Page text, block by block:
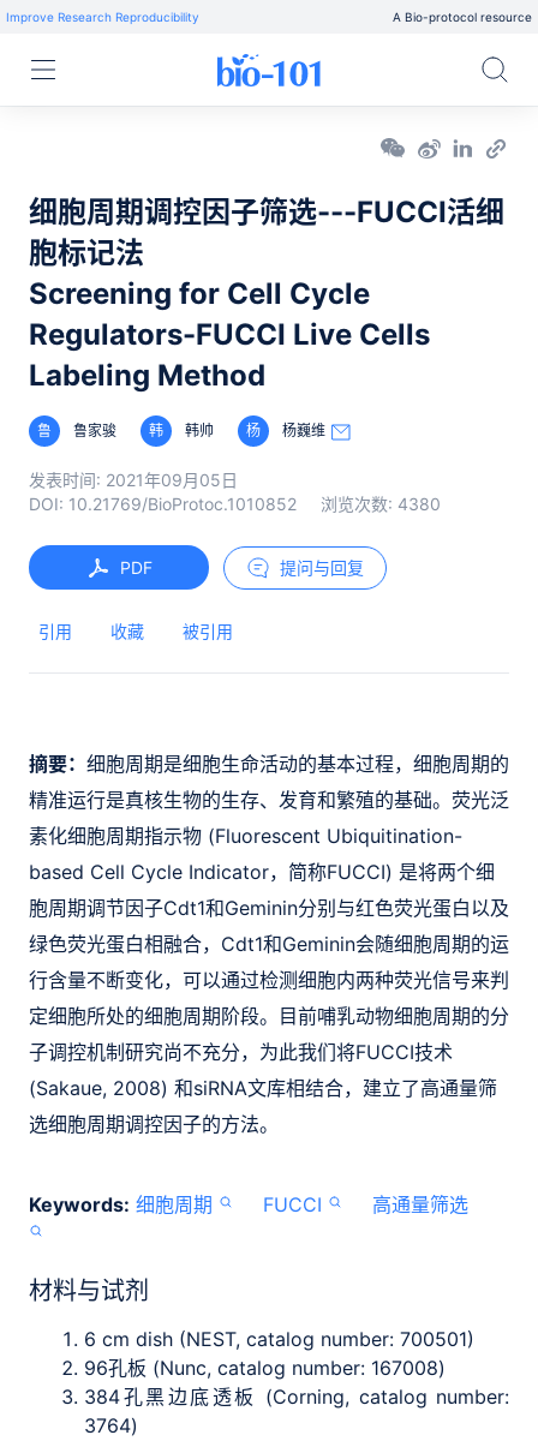
Improve Research Reproducibility A Bio-protocol resource
细胞周期调控因子筛选---FUCCI活细
胞标记法
Screening for Cell Cycle
Regulators-FUCCI Live Cells
Labeling Method
鲁 鲁家骏 韩 韩帅 杨 杨巍维
发表时间: 2021年09月05日
DOI: 10.21769/BioProtoc.1010852 浏览次数: 4380
PDF 提问与回复
引用 收藏 被引用
摘要： 细胞周期是细胞生命活动的基本过程，细胞周期的
精准运行是真核生物的生存、发育和繁殖的基础。荧光泛
素化细胞周期指示物 (Fluorescent Ubiquitination-
based Cell Cycle Indicator，简称FUCCI) 是将两个细
胞周期调节因子Cdt1和Geminin分别与红色荧光蛋白以及
绿色荧光蛋白相融合，Cdt1和Geminin会随细胞周期的运
行含量不断变化，可以通过检测细胞内两种荧光信号来判
定细胞所处的细胞周期阶段。目前哺乳动物细胞周期的分
子调控机制研究尚不充分，为此我们将FUCCI技术
(Sakaue, 2008) 和siRNA文库相结合，建立了高通量筛
选细胞周期调控因子的方法。
Keywords: 细胞周期 FUCCI 高通量筛选
材料与试剂
6 cm dish (NEST, catalog number: 700501)
96孔板 (Nunc, catalog number: 167008)
384孔黑边底透板 (Corning, catalog number:
3764)